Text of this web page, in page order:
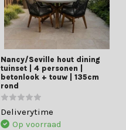
Nancy/Seville hout dining
tuinset | 4 personen |
betonlook + touw | 135cm
rond
Deliverytime
Op voorraad